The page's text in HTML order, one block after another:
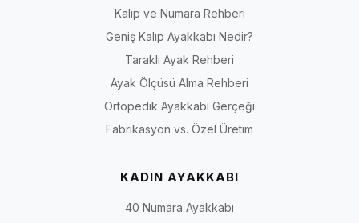
Kalıp ve Numara Rehberi
Geniş Kalıp Ayakkabı Nedir?
Taraklı Ayak Rehberi
Ayak Ölçüsü Alma Rehberi
Ortopedik Ayakkabı Gerçeği
Fabrikasyon vs. Özel Üretim
KADIN AYAKKABI
40 Numara Ayakkabı